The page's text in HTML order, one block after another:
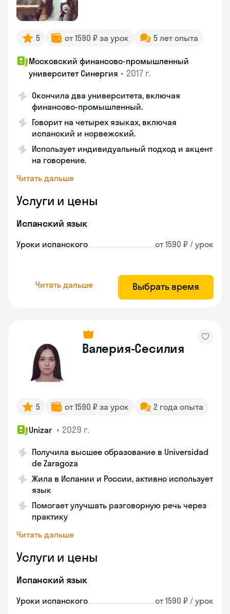
5 от 1590 ₽ за урок 5 лет опыта
Московский финансово-промышленный
университет Синергия • 2017 г.
Окончила два университета, включая
финансово-промышленный.
Говорит на четырех языках, включая
испанский и норвежский.
Использует индивидуальный подход и акцент
на говорение.
Читать дальше
Услуги и цены
Испанский язык
Уроки испанского от 1590 ₽ / урок
Читать дальше Выбрать время
Валерия-Сесилия
5 от 1590 ₽ за урок 2 года опыта
Unizar • 2029 г.
Получила высшее образование в Universidad
de Zaragoza
Жила в Испании и России, активно использует
язык
Помогает улучшать разговорную речь через
практику
Читать дальше
Услуги и цены
Испанский язык
Уроки испанского от 1590 ₽ / урок